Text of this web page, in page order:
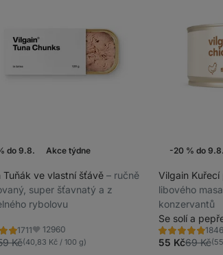
do 9.8. Akce týdne
Tuňák ve vlastní šťávě ⁠–⁠ ručně
super šťavnatý a z
rybolovu
1711 Oblíbené
12960
Kč(40,83 Kč / 100 g)
-20 % do 9.8.
Vilgain Kuřecí
libového
konzervantů
Se solí a
1846
Hodnocení
4.9/5,
1846
55 Kč69 Kč